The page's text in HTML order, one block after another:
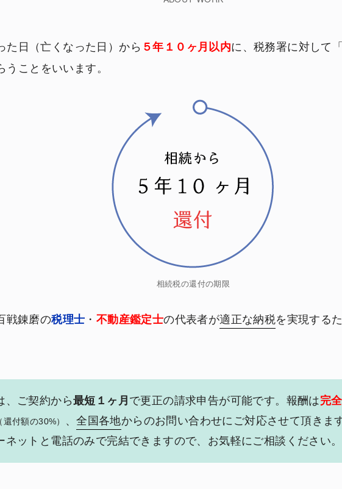
た日（亡くなった日）から ５年１０ヶ月以内に、税務署に対して「
ことをいいます。
相続税の還付の期限
戦錬磨の税理士 ・ 不動産鑑定士の代表者が適正な納税を実現する
、ご契約から最短１ヶ月 で更正の請求申告が可能です。報酬は完
（還付額の30%） 、全国各地からのお問い合わせにご対応させて頂きます
ネットと電話のみで完結できますので、お気軽にご相談ください。